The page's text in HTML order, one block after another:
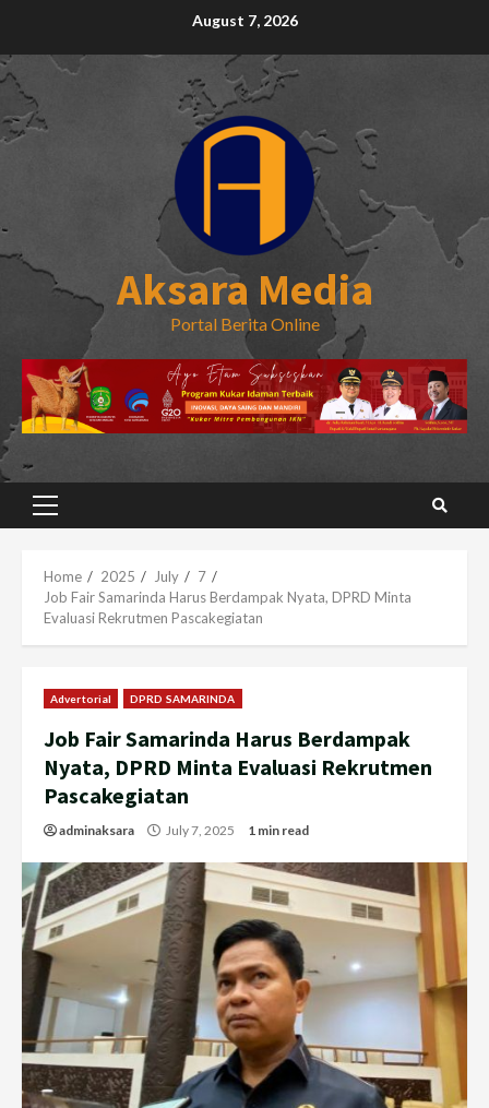
content
August 7, 2026
Aksara Media
Portal Berita Online
Primary
Home 2025 July
7
Job Fair Samarinda Harus Berdampak Nyata, DPRD Minta
Evaluasi Rekrutmen Pascakegiatan
Advertorial DPRD SAMARINDA
Job Fair Samarinda Harus Berdampak
Nyata, DPRD Minta Evaluasi Rekrutmen
Pascakegiatan
adminaksara July 7, 2025 1 min read